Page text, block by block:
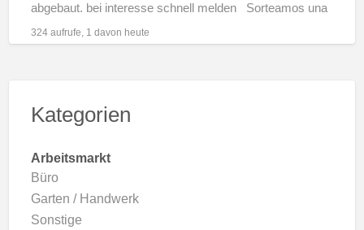
abgebaut. bei interesse schnell melden Sorteamos una
324 aufrufe, 1 davon heute
Kategorien
Arbeitsmarkt
Büro
Garten / Handwerk
Sonstige